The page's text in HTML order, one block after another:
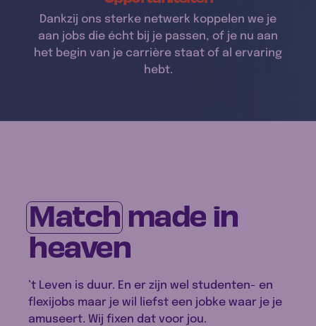
Dankzij ons sterke netwerk koppelen we je
aan jobs die écht bij je passen, of je nu aan
het begin van je carrière staat of al ervaring
hebt.
Matchmade in
heaven
’t Leven is duur. En er zijn wel studenten- en
flexijobs maar je wil liefst een jobke waar je je
amuseert. Wij fixen dat voor jou.